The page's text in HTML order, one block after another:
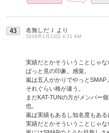
43 名無しだＪ より
2016年1月13日 4:31 AM
実績だとかそういうことじゃな
ぱっと見の印象。感覚。
嵐は五人がかりでやっとSMAP
それぐらい格が違う。
まだKAT-TUNの方がメンバー
也。
嵐は実績もあるし知名度もあ
実績だとかそういうことじゃな